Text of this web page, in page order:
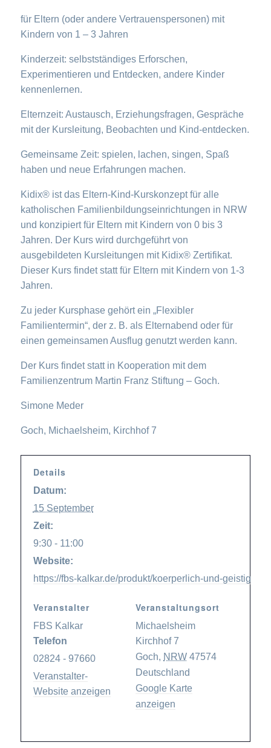
für Eltern (oder andere Vertrauenspersonen) mit
Kindern von 1 – 3 Jahren
Kinderzeit: selbstständiges Erforschen,
Experimentieren und Entdecken, andere Kinder
kennenlernen.
Elternzeit: Austausch, Erziehungsfragen, Gespräche
mit der Kursleitung, Beobachten und Kind-entdecken.
Gemeinsame Zeit: spielen, lachen, singen, Spaß
haben und neue Erfahrungen machen.
Kidix® ist das Eltern-Kind-Kurskonzept für alle
katholischen Familienbildungseinrichtungen in NRW
und konzipiert für Eltern mit Kindern von 0 bis 3
Jahren. Der Kurs wird durchgeführt von
ausgebildeten Kursleitungen mit Kidix® Zertifikat.
Dieser Kurs findet statt für Eltern mit Kindern von 1-3
Jahren.
Zu jeder Kursphase gehört ein „Flexibler
Familientermin“, der z. B. als Elternabend oder für
einen gemeinsamen Ausflug genutzt werden kann.
Der Kurs findet statt in Kooperation mit dem
Familienzentrum Martin Franz Stiftung – Goch.
Simone Meder
Goch, Michaelsheim, Kirchhof 7
Details
Datum:
15 September
Zeit:
9:30 - 11:00
Website:
https://fbs-kalkar.de/produkt/koerperlich-und-geistig-fit-
Veranstaltungsort
Michaelsheim
Kirchhof 7
Goch, NRW 47574
Deutschland
Google Karte
anzeigen
Veranstalter
FBS Kalkar
Telefon
02824 - 97660
Veranstalter-
Website anzeigen